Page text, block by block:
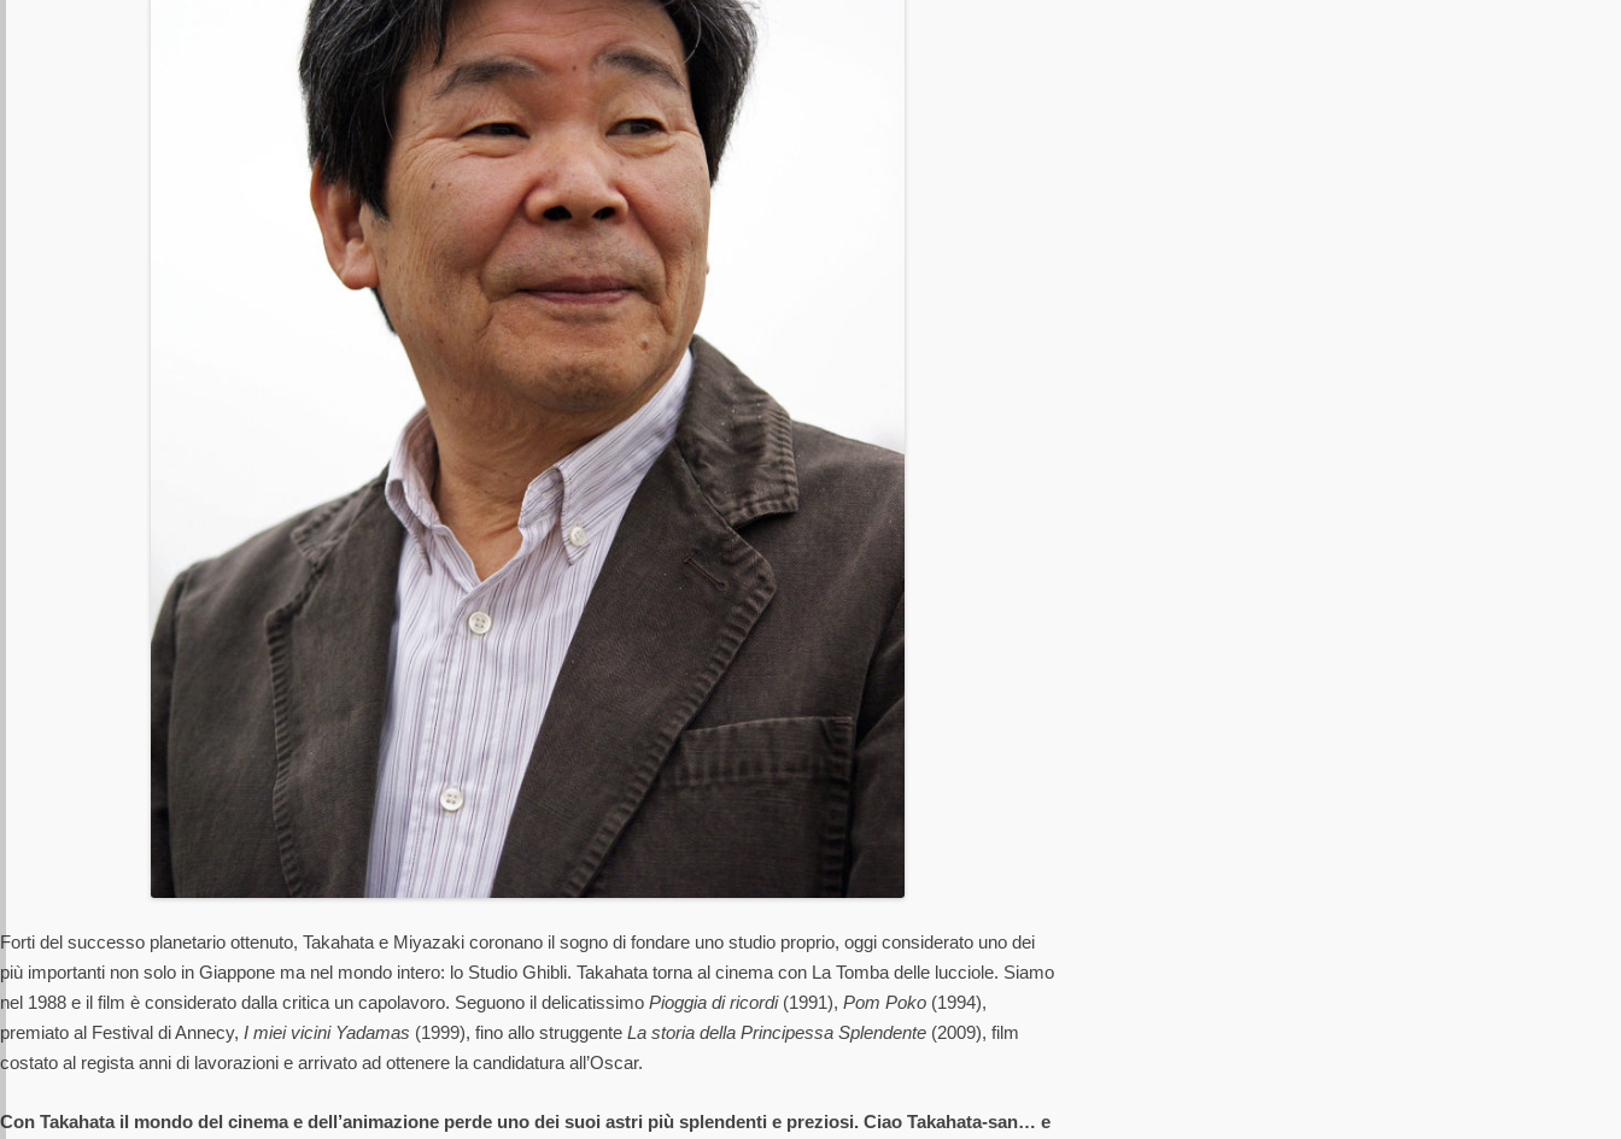
Forti del successo planetario ottenuto, Takahata e Miyazaki coronano il sogno di fondare uno studio proprio, oggi considerato uno dei
più importanti non solo in Giappone ma nel mondo intero: lo Studio Ghibli. Takahata torna al cinema con La Tomba delle lucciole. Siamo
nel 1988 e il film è considerato dalla critica un capolavoro. Seguono il delicatissimo Pioggia di ricordi(1991), Pom Poko (1994),
premiato al Festival di Annecy, I miei vicini Yadamas (1999), fino allo struggente La storia della Principessa Splendente (2009), film
costato al regista anni di lavorazioni e arrivato ad ottenere la candidatura all’Oscar.
Con Takahata il mondo del cinema e dell’animazione perde uno dei suoi astri più splendenti e preziosi. Ciao Takahata-san… e